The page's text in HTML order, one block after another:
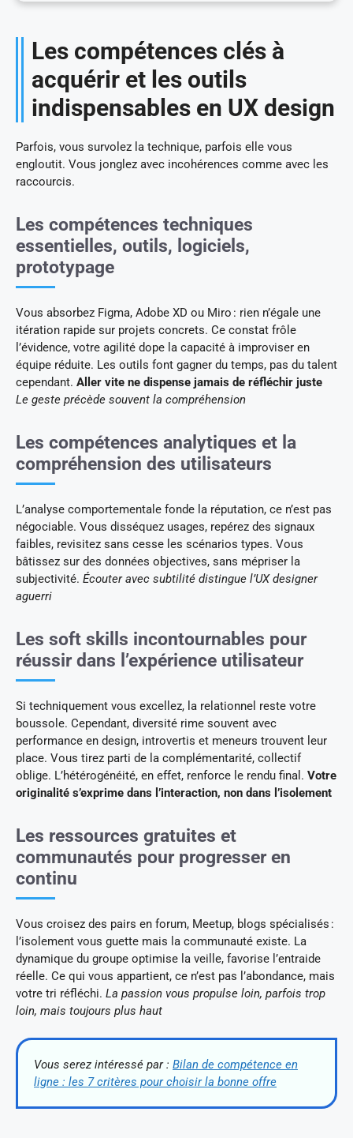
Les compétences clés à
acquérir et les outils
indispensables en UX design
Parfois, vous survolez la technique, parfois elle vous
engloutit. Vous jonglez avec incohérences comme avec les
raccourcis.
Les compétences techniques
essentielles, outils, logiciels,
prototypage
Vous absorbez Figma, Adobe XD ou Miro : rien n’égale une
itération rapide sur projets concrets. Ce constat frôle
l’évidence, votre agilité dope la capacité à improviser en
équipe réduite. Les outils font gagner du temps, pas du talent
cependant. Aller vite ne dispense jamais de réfléchir juste
Le geste précède souvent la compréhension
Les compétences analytiques et la
compréhension des utilisateurs
L’analyse comportementale fonde la réputation, ce n’est pas
négociable. Vous disséquez usages, repérez des signaux
faibles, revisitez sans cesse les scénarios types. Vous
bâtissez sur des données objectives, sans mépriser la
subjectivité. Écouter avec subtilité distingue l’UX designer
aguerri
Les soft skills incontournables pour
réussir dans l’expérience utilisateur
Si techniquement vous excellez, la relationnel reste votre
boussole. Cependant, diversité rime souvent avec
performance en design, introvertis et meneurs trouvent leur
place. Vous tirez parti de la complémentarité, collectif
oblige. L’hétérogénéité, en effet, renforce le rendu final. Votre
originalité s’exprime dans l’interaction, non dans l’isolement
Les ressources gratuites et
communautés pour progresser en
continu
Vous croisez des pairs en forum, Meetup, blogs spécialisés :
l’isolement vous guette mais la communauté existe. La
dynamique du groupe optimise la veille, favorise l’entraide
réelle. Ce qui vous appartient, ce n’est pas l’abondance, mais
votre tri réfléchi. La passion vous propulse loin, parfois trop
loin, mais toujours plus haut
Vous serez intéressé par : Bilan de compétence en
ligne : les 7 critères pour choisir la bonne offre